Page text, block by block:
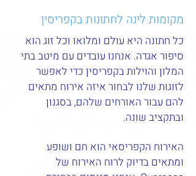
מקומות לינה לחתונות בקפריסין
כל חתונה היא עולם ומלואו וכל זוג הוא
סיפור אגדה. אנחנו עובדים עם מיטב בתי
המלון והוילות בקפריסין כדי לאפשר
לזוגות שלנו לבחור איזה אירוח מתאים
להם עבור האורחים שלהם, בסגנון
ובתקציב שונה.
האירוח הקפריסאי הוא חם ושופע
ומתאים בדיוק לרוח האירוח של